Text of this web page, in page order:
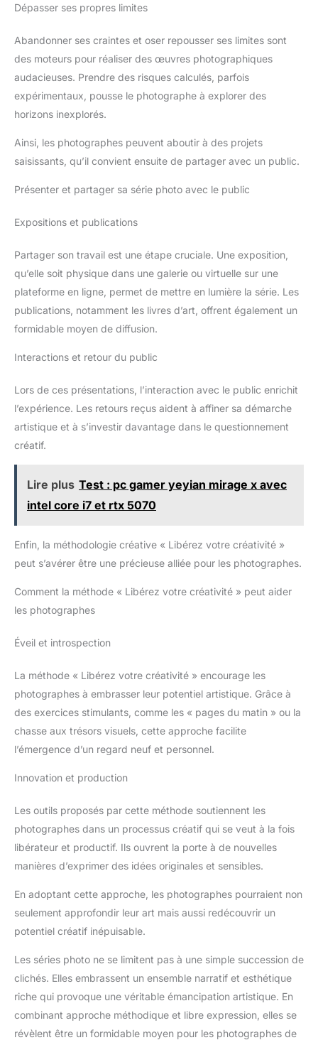
Dépasser ses propres limites
Abandonner ses craintes et oser repousser ses limites sont
des moteurs pour réaliser des œuvres photographiques
audacieuses. Prendre des risques calculés, parfois
expérimentaux, pousse le photographe à explorer des
horizons inexplorés.
Ainsi, les photographes peuvent aboutir à des projets
saisissants, qu’il convient ensuite de partager avec un public.
Présenter et partager sa série photo avec le public
Expositions et publications
Partager son travail est une étape cruciale. Une exposition,
qu’elle soit physique dans une galerie ou virtuelle sur une
plateforme en ligne, permet de mettre en lumière la série. Les
publications, notamment les livres d’art, offrent également un
formidable moyen de diffusion.
Interactions et retour du public
Lors de ces présentations, l’interaction avec le public enrichit
l’expérience. Les retours reçus aident à affiner sa démarche
artistique et à s’investir davantage dans le questionnement
créatif.
Lire plus Test : pc gamer yeyian mirage x avec
intel core i7 et rtx 5070
Enfin, la méthodologie créative « Libérez votre créativité »
peut s’avérer être une précieuse alliée pour les photographes.
Comment la méthode « Libérez votre créativité » peut aider
les photographes
Éveil et introspection
La méthode « Libérez votre créativité » encourage les
photographes à embrasser leur potentiel artistique. Grâce à
des exercices stimulants, comme les « pages du matin » ou la
chasse aux trésors visuels, cette approche facilite
l’émergence d’un regard neuf et personnel.
Innovation et production
Les outils proposés par cette méthode soutiennent les
photographes dans un processus créatif qui se veut à la fois
libérateur et productif. Ils ouvrent la porte à de nouvelles
manières d’exprimer des idées originales et sensibles.
En adoptant cette approche, les photographes pourraient non
seulement approfondir leur art mais aussi redécouvrir un
potentiel créatif inépuisable.
Les séries photo ne se limitent pas à une simple succession de
clichés. Elles embrassent un ensemble narratif et esthétique
riche qui provoque une véritable émancipation artistique. En
combinant approche méthodique et libre expression, elles se
révèlent être un formidable moyen pour les photographes de